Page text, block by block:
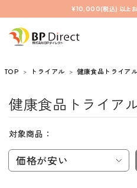
¥10,000(税込) 以上お
TOP トライアル 健康食品トライアル
健康食品トライア
対象商品：
価格が安い